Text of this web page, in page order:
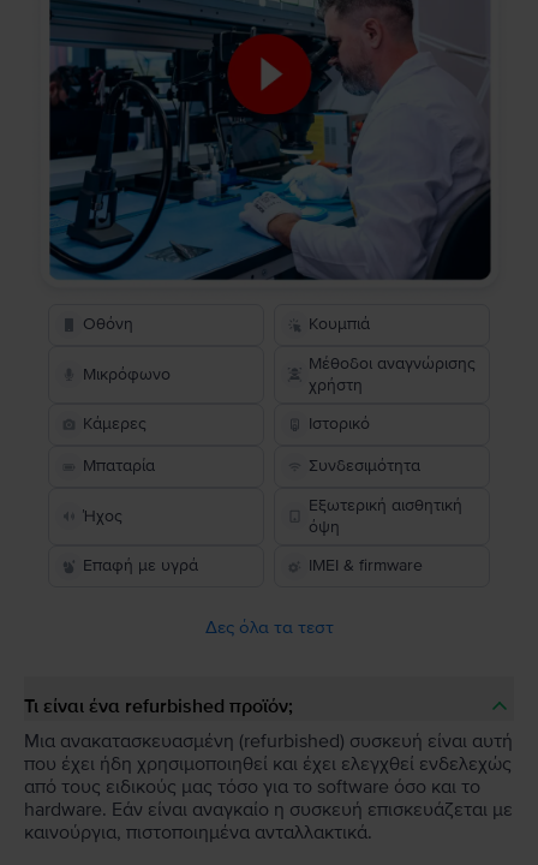
Οθόνη Κουμπιά
Μικρόφωνο
Μέθοδοι αναγνώρισης
χρήστη
Κάμερες
Ιστορικό
Μπαταρία Συνδεσιμότητα
Ήχος
Εξωτερική αισθητική
όψη
Επαφή με υγρά
IMEI & firmware
Δες όλα τα τεστ
Τι είναι ένα refurbished προϊόν;
Μια ανακατασκευασμένη (refurbished) συσκευή είναι αυτή
που έχει ήδη χρησιμοποιηθεί και έχει ελεγχθεί ενδελεχώς
από τους ειδικούς μας τόσο για το software όσο και το
hardware. Εάν είναι αναγκαίο η συσκευή επισκευάζεται με
καινούργια, πιστοποιημένα ανταλλακτικά.